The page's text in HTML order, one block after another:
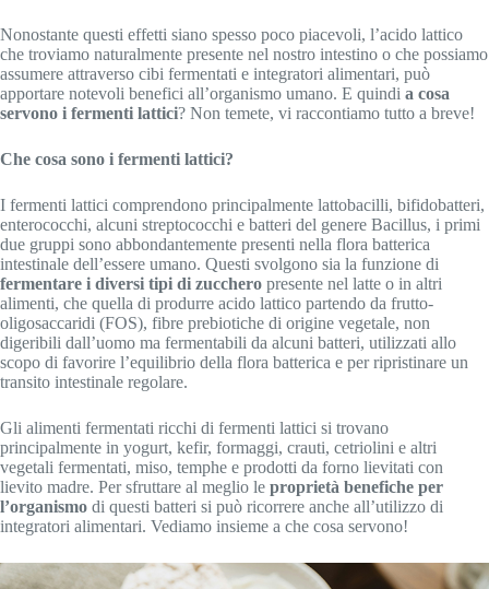
Nonostante questi effetti siano spesso poco piacevoli, l’acido lattico
che troviamo naturalmente presente nel nostro intestino o che possiamo
assumere attraverso cibi fermentati e integratori alimentari, può
apportare notevoli benefici all’organismo umano. E quindi a cosa
servono i fermenti lattici? Non temete, vi raccontiamo tutto a breve!
Che cosa sono i fermenti lattici?
I fermenti lattici comprendono principalmente lattobacilli, bifidobatteri,
enterococchi, alcuni streptococchi e batteri del genere Bacillus, i primi
due gruppi sono abbondantemente presenti nella flora batterica
intestinale dell’essere umano. Questi svolgono sia la funzione di
fermentare i diversi tipi di zucchero presente nel latte o in altri
alimenti, che quella di produrre acido lattico partendo da frutto-
oligosaccaridi (FOS), fibre prebiotiche di origine vegetale, non
digeribili dall’uomo ma fermentabili da alcuni batteri, utilizzati allo
scopo di favorire l’equilibrio della flora batterica e per ripristinare un
transito intestinale regolare.
Gli alimenti fermentati ricchi di fermenti lattici si trovano
principalmente in yogurt, kefir, formaggi, crauti, cetriolini e altri
vegetali fermentati, miso, temphe e prodotti da forno lievitati con
lievito madre. Per sfruttare al meglio le proprietà benefiche per
l’organismo di questi batteri si può ricorrere anche all’utilizzo di
integratori alimentari. Vediamo insieme a che cosa servono!